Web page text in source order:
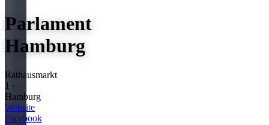
Parlament
Hamburg
Rathausmarkt
1 ·
Hamburg
Website
Facebook